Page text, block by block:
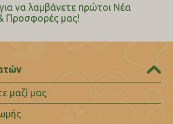
να λαμβάνετε πρώτοι Nέα
Προσφορές μας!
μαζί μας